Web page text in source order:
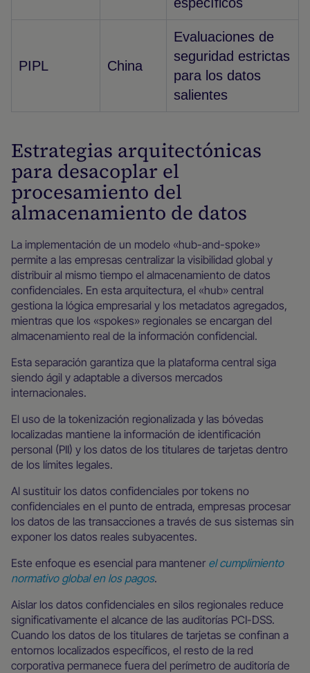
PIPL China
Evaluaciones de
seguridad estrictas
para los datos
salientes
Estrategias arquitectónicas
para desacoplar el
procesamiento del
almacenamiento de datos
La implementación de un modelo «hub-and-spoke»
permite a las empresas centralizar la visibilidad global y
distribuir al mismo tiempo el almacenamiento de datos
confidenciales. En esta arquitectura, el «hub» central
gestiona la lógica empresarial y los metadatos agregados,
mientras que los «spokes» regionales se encargan del
almacenamiento real de la información confidencial.
Esta separación garantiza que la plataforma central siga
siendo ágil y adaptable a diversos mercados
internacionales.
El uso de la tokenización regionalizada y las bóvedas
localizadas mantiene la información de identificación
personal (PII) y los datos de los titulares de tarjetas dentro
de los límites legales.
Al sustituir los datos confidenciales por tokens no
confidenciales en el punto de entrada, empresas procesar
los datos de las transacciones a través de sus sistemas sin
exponer los datos reales subyacentes.
Este enfoque es esencial para mantener el cumplimiento
normativo global en los pagos.
Aislar los datos confidenciales en silos regionales reduce
significativamente el alcance de las auditorías PCI-DSS.
Cuando los datos de los titulares de tarjetas se confinan a
entornos localizados específicos, el resto de la red
corporativa permanece fuera del perímetro de auditoría de